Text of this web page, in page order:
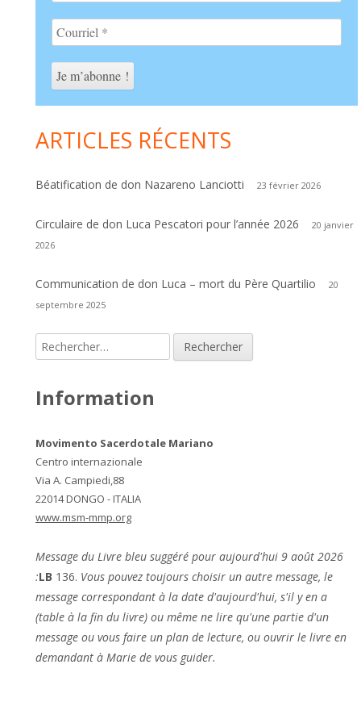
ARTICLES RÉCENTS
Béatification de don Nazareno Lanciotti 23 février 2026
Circulaire de don Luca Pescatori pour l’année 2026
20 janvier
2026
Communication de don Luca – mort du Père Quartilio
20
septembre 2025
Rechercher :
Information
Movimento Sacerdotale Mariano
Centro internazionale
Via A. Campiedi,88
22014 DONGO - ITALIA
www.msm-mmp.org
Message du Livre bleu suggéré pour aujourd'hui 9 août 2026
:LB 136. Vous pouvez toujours choisir un autre message, le
message correspondant à la date d'aujourd'hui, s'il y en a
(table à la fin du livre) ou même ne lire qu'une partie d'un
message ou vous faire un plan de lecture, ou ouvrir le livre en
demandant à Marie de vous guider.